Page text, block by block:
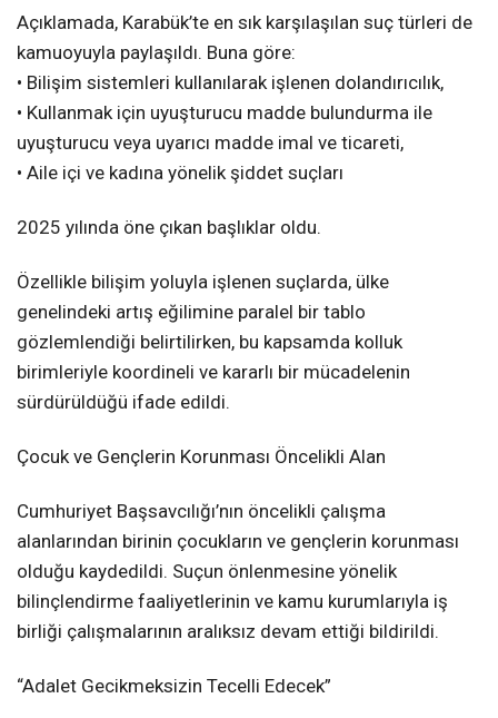
Açıklamada, Karabük’te en sık karşılaşılan suç türleri de
kamuoyuyla paylaşıldı. Buna göre:
• Bilişim sistemleri kullanılarak işlenen dolandırıcılık,
• Kullanmak için uyuşturucu madde bulundurma ile
uyuşturucu veya uyarıcı madde imal ve ticareti,
• Aile içi ve kadına yönelik şiddet suçları
2025 yılında öne çıkan başlıklar oldu.
Özellikle bilişim yoluyla işlenen suçlarda, ülke
genelindeki artış eğilimine paralel bir tablo
gözlemlendiği belirtilirken, bu kapsamda kolluk
birimleriyle koordineli ve kararlı bir mücadelenin
sürdürüldüğü ifade edildi.
Çocuk ve Gençlerin Korunması Öncelikli Alan
Cumhuriyet Başsavcılığı’nın öncelikli çalışma
alanlarından birinin çocukların ve gençlerin korunması
olduğu kaydedildi. Suçun önlenmesine yönelik
bilinçlendirme faaliyetlerinin ve kamu kurumlarıyla iş
birliği çalışmalarının aralıksız devam ettiği bildirildi.
“Adalet Gecikmeksizin Tecelli Edecek”